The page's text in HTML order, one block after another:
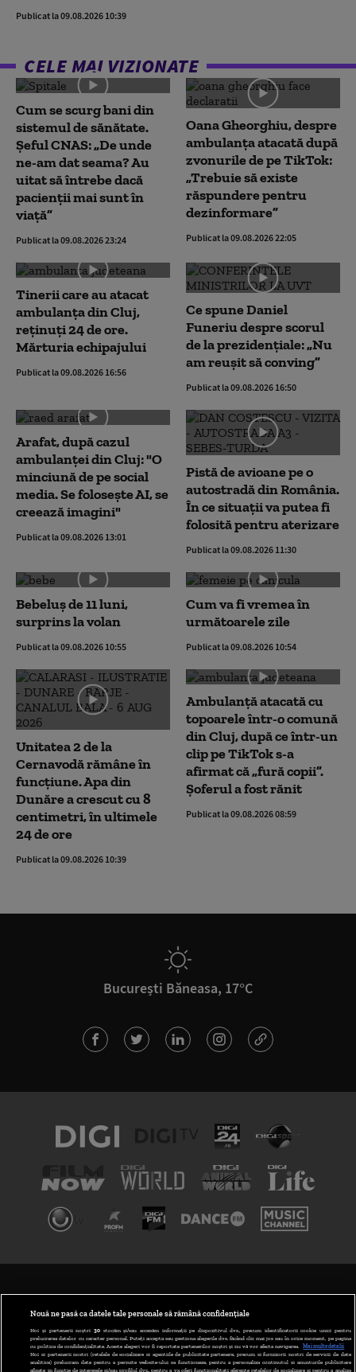
Publicat la 09.08.2026 10:39
CELE MAI VIZIONATE
Cum se scurg bani din
sistemul de sănătate.
Șeful CNAS: „De unde
ne-am dat seama? Au
uitat să întrebe dacă
pacienții mai sunt în
viață”
Publicat la 09.08.2026 23:24
Oana Gheorghiu, despre
ambulanța atacată după
zvonurile de pe TikTok:
„Trebuie să existe
răspundere pentru
dezinformare”
Publicat la 09.08.2026 22:05
Tinerii care au atacat
ambulanța din Cluj,
reținuți 24 de ore.
Mărturia echipajului
Publicat la 09.08.2026 16:56
Ce spune Daniel
Funeriu despre scorul
de la prezidențiale: „Nu
am reușit să conving”
Publicat la 09.08.2026 16:50
Arafat, după cazul
ambulanței din Cluj: "O
minciună de pe social
media. Se folosește AI, se
creează imagini"
Publicat la 09.08.2026 13:01
Pistă de avioane pe o
autostradă din România.
În ce situații va putea fi
folosită pentru aterizare
Publicat la 09.08.2026 11:30
Bebeluș de 11 luni,
surprins la volan
Publicat la 09.08.2026 10:55
Cum va fi vremea în
următoarele zile
Publicat la 09.08.2026 10:54
Unitatea 2 de la
Cernavodă rămâne în
funcțiune. Apa din
Dunăre a crescut cu 8
centimetri, în ultimele
24 de ore
Publicat la 09.08.2026 10:39
Ambulanţă atacată cu
topoarele într-o comună
din Cluj, după ce într-un
clip pe TikTok s-a
afirmat că „fură copii”.
Șoferul a fost rănit
Publicat la 09.08.2026 08:59
București Băneasa, 17°C
ABONARE DIGI TV
GESTIONAȚI PREFERINȚELE
Nouă ne pasă ca datele tale personale să rămână confidențiale
Noi și partenerii noștri 30stocăm și/sau accesăm informații pe dispozitivul dvs., precum identificatorii cookie unici pentru
prelucrarea datelor cu caracter personal. Puteți accepta sau gestiona alegerile dvs. făcând clic mai jos sau în orice moment, pe pagina
cu politica de confidențialitate. Aceste alegeri vor fi raportate partenerilor noștri și nu vă vor afecta navigarea.
Mai multe detalii
Noi si partenerii nostri (retelele de socializare si agentiile de publicitate partenere, precum si furnizorii nostri de servicii de date
analitice) prelucram date pentru a permite website-ului sa functioneze, pentru a personaliza continutul si anunturile publicitare
afisate in functie de interesele si/sau profilul dvs., pentru a va oferi functionalitati aferente retelelor de socializare si pentru a analiza